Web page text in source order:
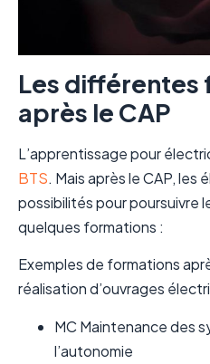
Les différentes
après le CAP
L’apprentissage pour
BTS. Mais après le CAP, les
possibilités pour poursuivre
quelques formations :
Exemples de formations
réalisation d’ouvrages
MC Maintenance des
l’autonomie